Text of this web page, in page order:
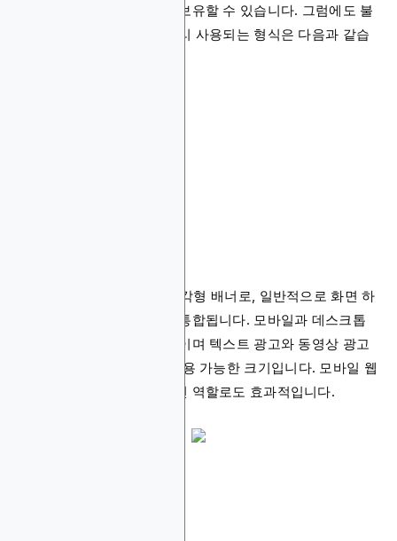
플랫폼마다 고유한 사양을 보유할 수 있습니다. 그럼에도 불
구하고 온라인에서 가장 널리 사용되는 형식은 다음과 같습
300x250은 중간 크기 직사각형 배너로, 일반적으로 화면 하
단에 표시되거나 콘텐츠에 통합됩니다. 모바일과 데스크톱
모두에서 우수한 성능을 보이며 텍스트 광고와 동영상 광고
등 대부분의 광고 형식에 적용 가능한 크기입니다. 모바일 웹
사이트에서는 페이지 구분선 역할로도 효과적입니다.